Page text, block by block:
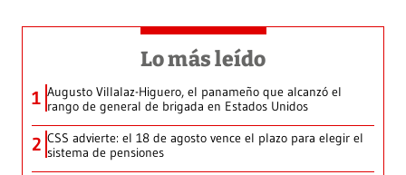
Lo más leído
1 Augusto Villalaz-Higuero, el panameño que alcanzó el
rango de general de brigada en Estados Unidos
2 CSS advierte: el 18 de agosto vence el plazo para elegir el
sistema de pensiones